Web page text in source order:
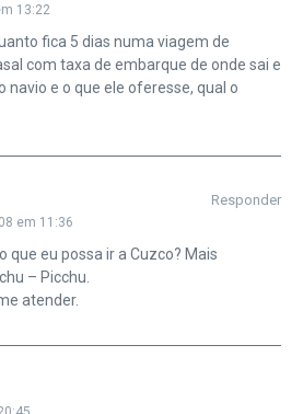
13:22
fica 5 dias numa viagem de
com taxa de embarque de onde sai e
navio e o que ele oferesse, qual o
em 11:36
Responder
que eu possa ir a Cuzco? Mais
– Picchu.
atender.